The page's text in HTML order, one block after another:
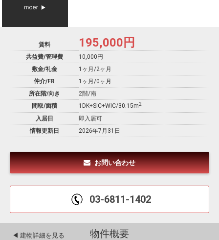
賃料 195,000 円
共益費/管理費
10,000円
敷金/礼金
1ヶ月 /2ヶ月
仲介/FR
1ヶ月 /0ヶ月
所在階/向き
2階/南
間取/面積
1DK+SIC+WIC/30.15m2
入居日
即入居可
情報更新日
2026年7月31日
お問い合わせ
03-6811-1402
物件概要
◀︎ 建物詳細を見る